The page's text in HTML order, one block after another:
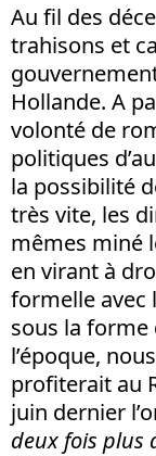
Au fil des
trahisons et
Hollande. A
volonté de
politiques
la possibilité
très vite, les
mêmes miné
en virant à
formelle avec
sous la forme
l’époque,
profiterait au
juin dernier
deux fois plus